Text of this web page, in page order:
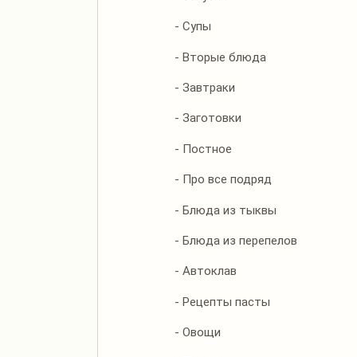
- Супы
- Вторые блюда
- Завтраки
- Заготовки
- Постное
- Про все подряд
- Блюда из тыквы
- Блюда из перепелов
- Автоклав
- Рецепты пасты
- Овощи